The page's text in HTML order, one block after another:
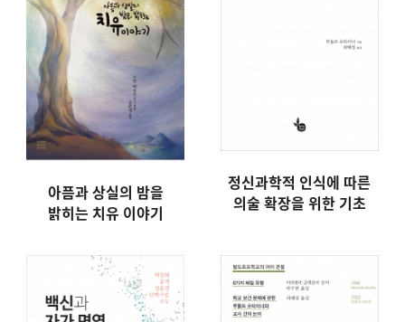
아픔과 상실의 밤을
밝히는 치유 이야기
정신과학적 인식에 따른
의술 확장을 위한 기초